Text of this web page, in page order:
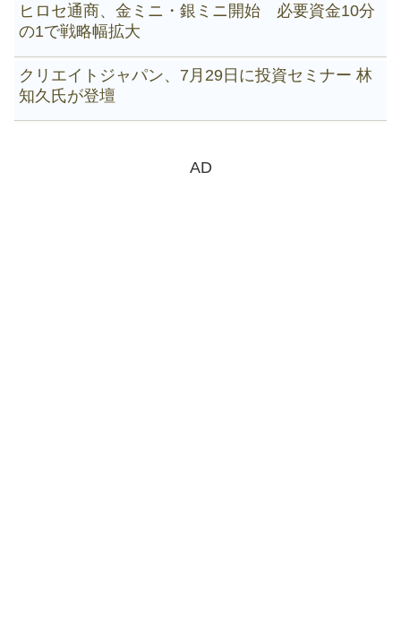
ヒロセ通商、金ミニ・銀ミニ開始 必要資金10分
の1で戦略幅拡大
クリエイトジャパン、7月29日に投資セミナー 林
知久氏が登壇
AD